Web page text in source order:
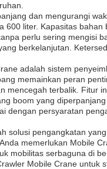
dan mengurangi
600 liter. Kapasitas
perlu sering mengisi
berkelanjutan.
adalah sistem
memainkan peran
mencegah terbalik. Fitur
boom yang
dengan persyaratan
solusi pengangkatan
memerlukan Mobile
mobilitas serbaguna di
Mobile Crane untuk